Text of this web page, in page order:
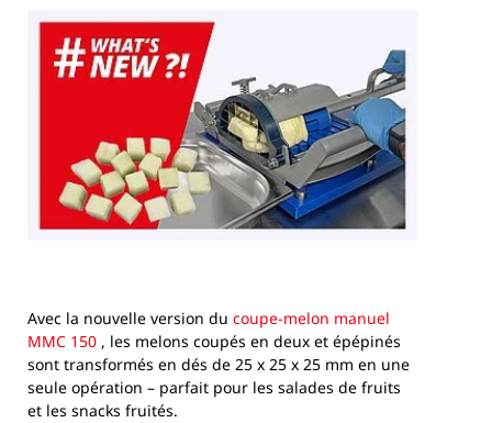
Avec la nouvelle version du coupe-melon manuel
MMC 150 , les melons coupés en deux et épépinés
sont transformés en dés de 25 x 25 x 25 mm en une
seule opération – parfait pour les salades de fruits
et les snacks fruités.